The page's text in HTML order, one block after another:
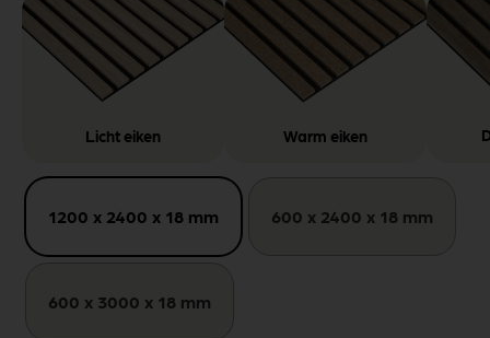
Licht eiken Warm eiken
1200 x 2400 x 18 mm 600 x 2400 x 18 mm
600 x 3000 x 18 mm